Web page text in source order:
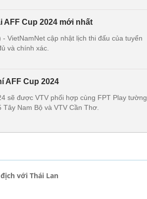
AFF Cup 2024 mới nhất
VietNamNet cập nhật lịch thi đấu của tuyển
và chính xác.
AFF Cup 2024
sẽ được VTV phối hợp cùng FPT Play tường
Nam Bộ và VTV Cần Thơ.
với Thái Lan